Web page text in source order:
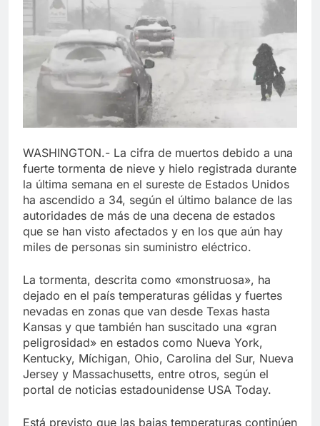
WASHINGTON.- La cifra de muertos debido a una
fuerte tormenta de nieve y hielo registrada durante
la última semana en el sureste de Estados Unidos
ha ascendido a 34, según el último balance de las
autoridades de más de una decena de estados
que se han visto afectados y en los que aún hay
miles de personas sin suministro eléctrico.
La tormenta, descrita como «monstruosa», ha
dejado en el país temperaturas gélidas y fuertes
nevadas en zonas que van desde Texas hasta
Kansas y que también han suscitado una «gran
peligrosidad» en estados como Nueva York,
Kentucky, Míchigan, Ohio, Carolina del Sur, Nueva
Jersey y Massachusetts, entre otros, según el
portal de noticias estadounidense USA Today.
Está previsto que las bajas temperaturas continúen